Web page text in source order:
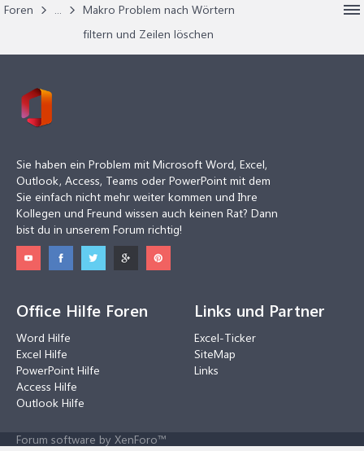
Foren
Makro Problem nach Wörtern
filtern und Zeilen löschen
Sie haben ein Problem mit Microsoft Word, Excel,
Outlook, Access, Teams oder PowerPoint mit dem
Sie einfach nicht mehr weiter kommen und Ihre
Kollegen und Freund wissen auch keinen Rat? Dann
bist du in unserem Forum richtig!
Office Hilfe Foren
Word Hilfe
Excel Hilfe
PowerPoint Hilfe
Access Hilfe
Outlook Hilfe
Links und Partner
Excel-Ticker
SiteMap
Links
Forum software by XenForo™